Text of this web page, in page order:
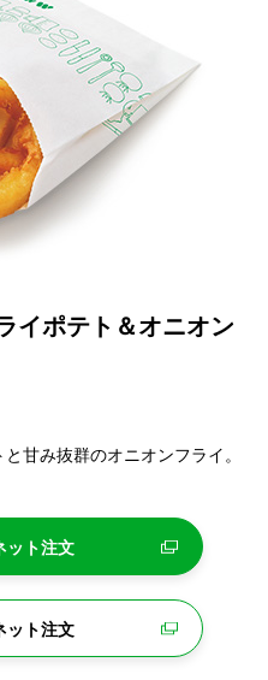
イポテト＆オニオン
甘み抜群のオニオンフライ。
ット注文
ット注文